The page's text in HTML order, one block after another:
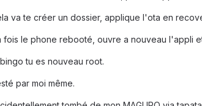
va te créer un dossier, applique l'ota en
fois le phone rebooté, ouvre a nouveau l'appli
bingo tu es nouveau root.
par moi même.